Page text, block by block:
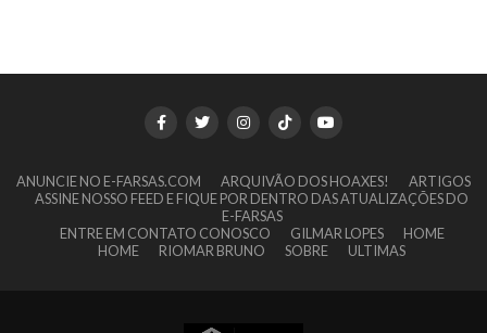
ANUNCIE NO E-FARSAS.COM ARQUIVÃO DOS HOAXES!
ARTIGOS
ASSINE NOSSO FEED E FIQUE POR DENTRO DAS ATUALIZAÇÕES DO
E-FARSAS
ENTRE EM CONTATO CONOSCO
GILMAR LOPES
HOME
HOME
RIOMAR BRUNO SOBRE ULTIMAS